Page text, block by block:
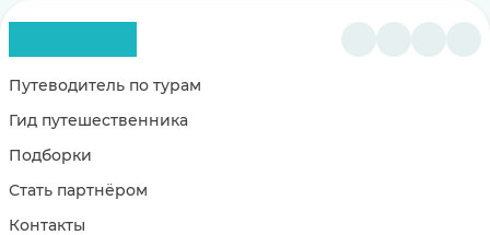
Путеводитель по турам
Гид путешественника
Подборки
Стать партнёром
Контакты